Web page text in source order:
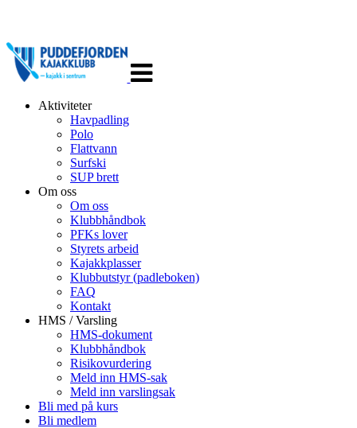
navigasjon
Aktiviteter
Havpadling
Polo
Flattvann
Surfski
SUP brett
Om oss
Om oss
Klubbhåndbok
PFKs lover
Styrets arbeid
Kajakkplasser
Klubbutstyr (padleboken)
FAQ
Kontakt
HMS / Varsling
HMS-dokument
Klubbhåndbok
Risikovurdering
Meld inn HMS-sak
Meld inn varslingsak
Bli med på kurs
Bli medlem